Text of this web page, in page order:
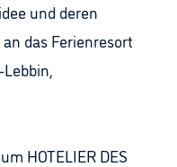
und deren
das Ferienresort
HOTELIER DES